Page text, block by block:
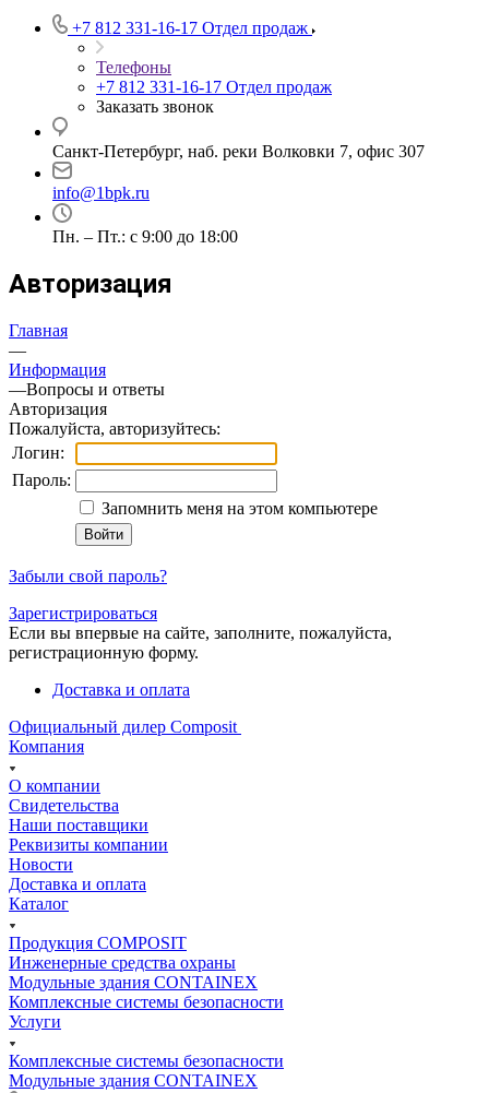
+7 812 331-16-17 Отдел продаж
Телефоны
+7 812 331-16-17 Отдел продаж
Заказать звонок
Санкт-Петербург, наб. реки Волковки 7, офис 307
info@1bpk.ru
Пн. – Пт.: с 9:00 до 18:00
Авторизация
Главная
—
Информация
—Вопросы и ответы
Авторизация
Пожалуйста, авторизуйтесь:
Логин:
Пароль:
Запомнить меня на этом компьютере
Забыли свой пароль?
Зарегистрироваться
Если вы впервые на сайте, заполните, пожалуйста,
регистрационную форму.
Доставка и оплата
Официальный дилер Composit
Компания
О компании
Свидетельства
Наши поставщики
Реквизиты компании
Новости
Доставка и оплата
Каталог
Продукция COMPOSIT
Инженерные средства охраны
Модульные здания CONTAINEX
Комплексные системы безопасности
Услуги
Комплексные системы безопасности
Модульные здания CONTAINEX